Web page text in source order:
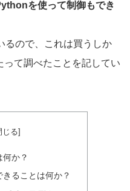
を使って制御もでき
るので、これは買うしか
て調べたことを記してい
か？
ることは何か？